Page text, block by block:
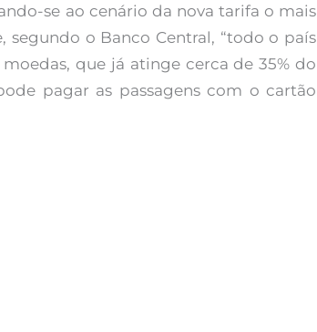
se ao cenário da nova tarifa o mais
segundo o Banco Central, “todo o país
que já atinge cerca de 35% do
pagar as passagens com o cartão